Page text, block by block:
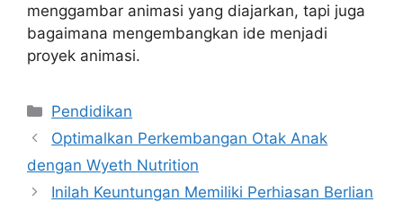
menggambar animasi yang diajarkan, tapi juga
bagaimana mengembangkan ide menjadi
proyek animasi.
Categories
Pendidikan
Optimalkan Perkembangan Otak Anak
dengan Wyeth Nutrition
Inilah Keuntungan Memiliki Perhiasan Berlian